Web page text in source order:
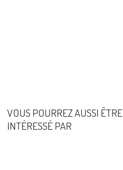
VOUS POURREZ AUSSI ÊTRE
INTÉRESSÉ PAR